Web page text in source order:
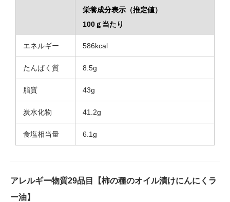
栄養成分表示（推定値）
100ｇ当たり
エネルギー 586kcal
たんぱく質 8.5g
脂質 43g
炭水化物 41.2g
食塩相当量 6.1g
アレルギー物質29品目【柿の種のオイル漬けにんにくラ
ー油】